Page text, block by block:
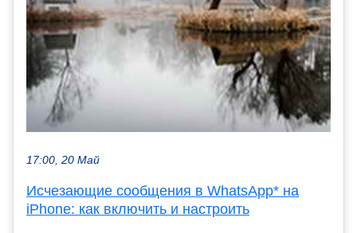
17:00, 20 Май
Исчезающие сообщения в WhatsApp* на
iPhone: как включить и настроить